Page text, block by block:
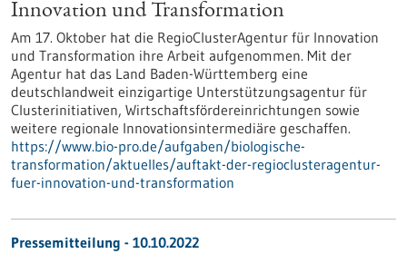
Innovation und Transformation
Am 17. Oktober hat die RegioClusterAgentur für Innovation
und Transformation ihre Arbeit aufgenommen. Mit der
Agentur hat das Land Baden-Württemberg eine
deutschlandweit einzigartige Unterstützungsagentur für
Clusterinitiativen, Wirtschaftsfördereinrichtungen sowie
weitere regionale Innovationsintermediäre geschaffen.
https://www.bio-pro.de/aufgaben/biologische-
transformation/aktuelles/auftakt-der-regioclusteragentur-
fuer-innovation-und-transformation
Pressemitteilung - 10.10.2022